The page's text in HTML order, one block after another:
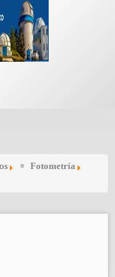
Fotometría